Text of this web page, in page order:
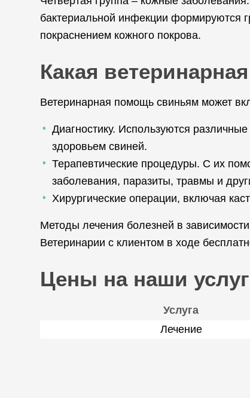
бактериальной инфекции формируются
покраснением кожного покрова.
Какая
Ветеринарная помощь свиньям может
Диагностику. Используются
здоровьем свиней.
Терапевтические процедуры. С их
заболевания, паразиты, травмы и
Хирургические операции, включая
Методы лечения болезней в
Ветеринарии с клиентом в ходе
Цены на наши
Услуга
Лечение